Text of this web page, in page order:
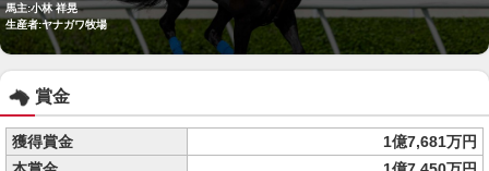
馬主:小林 祥晃
生産者:ヤナガワ牧場
賞金
獲得賞金
1億7,681万円